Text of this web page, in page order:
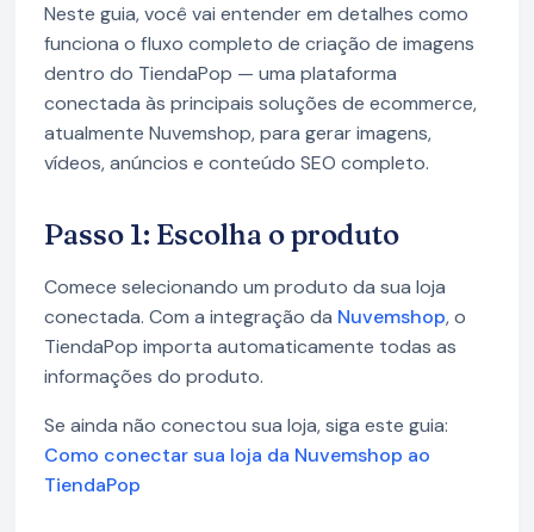
Neste guia, você vai entender em detalhes como
funciona o fluxo completo de criação de imagens
dentro do TiendaPop — uma plataforma
conectada às principais soluções de ecommerce,
atualmente Nuvemshop, para gerar imagens,
vídeos, anúncios e conteúdo SEO completo.
Passo 1: Escolha o produto
Comece selecionando um produto da sua loja
conectada. Com a integração da Nuvemshop, o
TiendaPop importa automaticamente todas as
informações do produto.
Se ainda não conectou sua loja, siga este guia:
Como conectar sua loja da Nuvemshop ao
TiendaPop